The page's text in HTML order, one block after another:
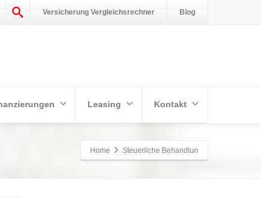
Versicherung Vergleichsrechner Blog
Leasing Kontakt
Home Steuerliche Behandlun